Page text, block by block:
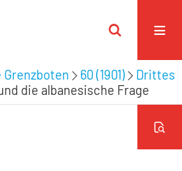
Grenzboten 60 (1901)
Drittes
die albanesische Frage